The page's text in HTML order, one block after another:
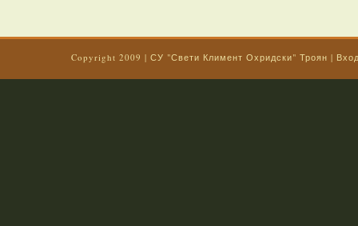
Copyright 2009 | СУ "Свети Климент Охридски" Троян |